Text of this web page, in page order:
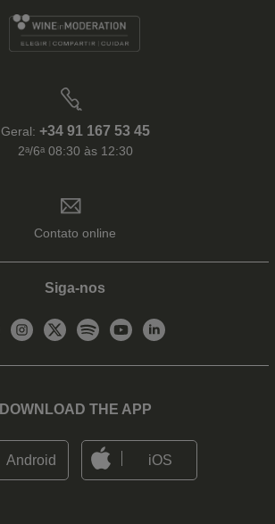
Geral: +34 91 167 53 45
2ᵃ/6ᵃ 08:30 às 12:30
Contato online
Siga-nos
DOWNLOAD THE APP
Android iOS